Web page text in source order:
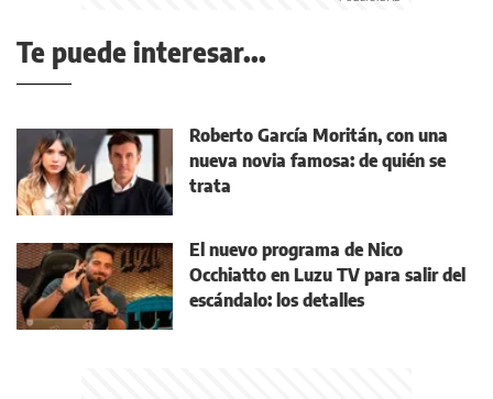
Te puede interesar...
Roberto García Moritán, con una
nueva novia famosa: de quién se
trata
El nuevo programa de Nico
Occhiatto en Luzu TV para salir del
escándalo: los detalles